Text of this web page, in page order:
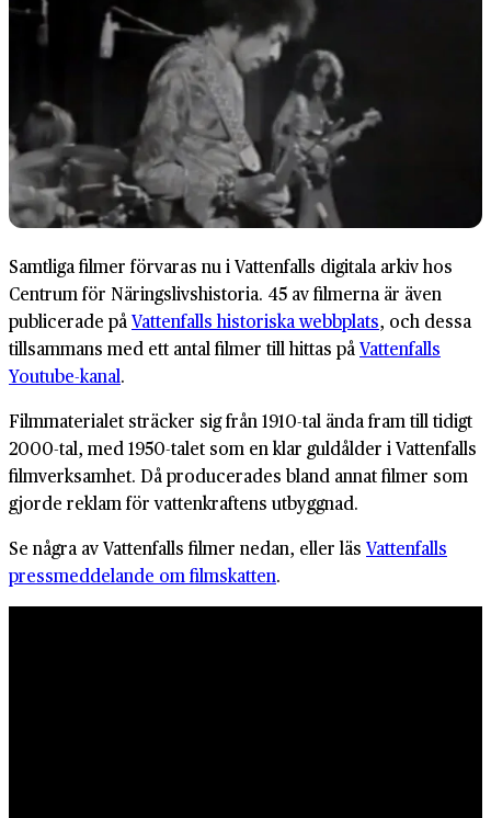
Samtliga filmer förvaras nu i Vattenfalls digitala arkiv hos
Centrum för Näringslivshistoria. 45 av filmerna är även
publicerade påVattenfalls historiska webbplats, och dessa
tillsammans med ett antal filmer till hittas påVattenfalls
Youtube-kanal.
Filmmaterialet sträcker sig från 1910-tal ända fram till tidigt
2000-tal, med 1950-talet som en klar guldålder i Vattenfalls
filmverksamhet. Då producerades bland annat filmer som
gjorde reklam för vattenkraftens utbyggnad.
Se några av Vattenfalls filmer nedan, eller läs Vattenfalls
pressmeddelande om filmskatten.